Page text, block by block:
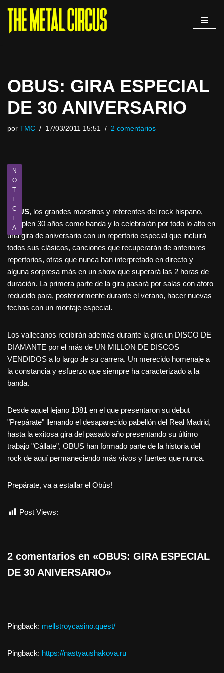
Saltar
OBUS: GIRA ESPECIAL
DE 30 ANIVERSARIO
por TMC 17/03/2011 15:51 2 comentarios
N
O
T
I
C
I
A
OBUS, los grandes maestros y referentes del rock hispano,
cumplen 30 años como banda y lo celebrarán por todo lo alto en
una gira de aniversario con un repertorio especial que incluirá
todos sus clásicos, canciones que recuperarán de anteriores
repertorios, otras que nunca han interpretado en directo y
alguna sorpresa más en un show que superará las 2 horas de
duración. La primera parte de la gira pasará por salas con aforo
reducido para, posteriormente durante el verano, hacer nuevas
fechas con un montaje especial.
Los vallecanos recibirán además durante la gira un DISCO DE
DIAMANTE por el más de UN MILLON DE DISCOS
VENDIDOS a lo largo de su carrera. Un merecido homenaje a
la constancia y esfuerzo que siempre ha caracterizado a la
banda.
Desde aquel lejano 1981 en el que presentaron su debut
"Prepárate" llenando el desaparecido pabellón del Real Madrid,
hasta la exitosa gira del pasado año presentando su último
trabajo "Cállate", OBUS han formado parte de la historia del
rock de aquí permaneciendo más vivos y fuertes que nunca.
Prepárate, va a estallar el Obús!
Post Views:
2 comentarios en «OBUS: GIRA ESPECIAL
DE 30 ANIVERSARIO»
Pingback: mellstroycasino.quest/
Pingback: https://nastyaushakova.ru